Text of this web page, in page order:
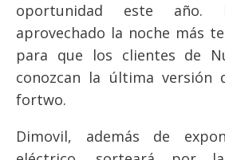
oportunidad este año.
aprovechado la noche más
para que los clientes de
conozcan la última versión
fortwo.
Dimovil, además de